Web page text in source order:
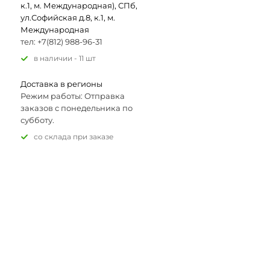
к.1, м. Международная), СПб,
ул.Софийская д.8, к.1, м.
Международная
тел: +7(812) 988-96-31
В наличии - 11 шт
Доставка в регионы
Режим работы: Отправка
заказов с понедельника по
субботу.
Со склада при заказе